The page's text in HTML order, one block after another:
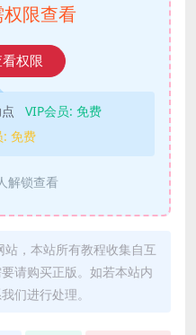
限查看
权限
VIP会员: 免费
: 免费
解锁查看
，本站所有教程收集自互
请购买正版。如若本站内
们进行处理。